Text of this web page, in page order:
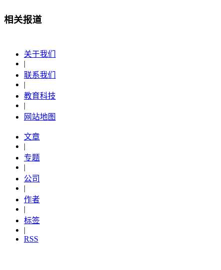
相关报道
关于我们
|
联系我们
|
教育科技
|
网站地图
文章
|
专题
|
公司
|
作者
|
标签
|
RSS